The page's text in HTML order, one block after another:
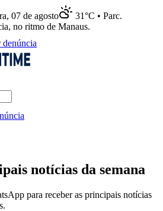
07 de agosto
31°C • Parc.
no ritmo de Manaus.
notícias da semana
para receber as principais notícias